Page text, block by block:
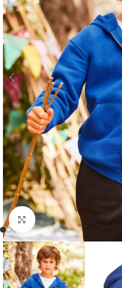
Kliknij, aby powiększyć